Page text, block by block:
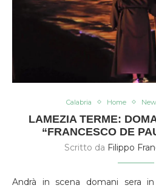
Calabria Home
LAMEZIA TERME:
“FRANCESCO DE
Scritto da Filippo
Andrà in scena domani sera